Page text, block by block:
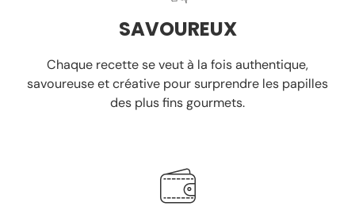
SAVOUREUX
Chaque recette se veut à la fois authentique,
savoureuse et créative pour surprendre les papilles
des plus fins gourmets.